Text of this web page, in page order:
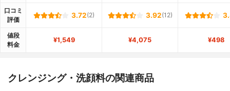
口コミ
評価
3.72(2) 3.92(12)
値段
料金
¥1,549 ¥4,075 ¥498
クレンジング・洗顔料の関連商品